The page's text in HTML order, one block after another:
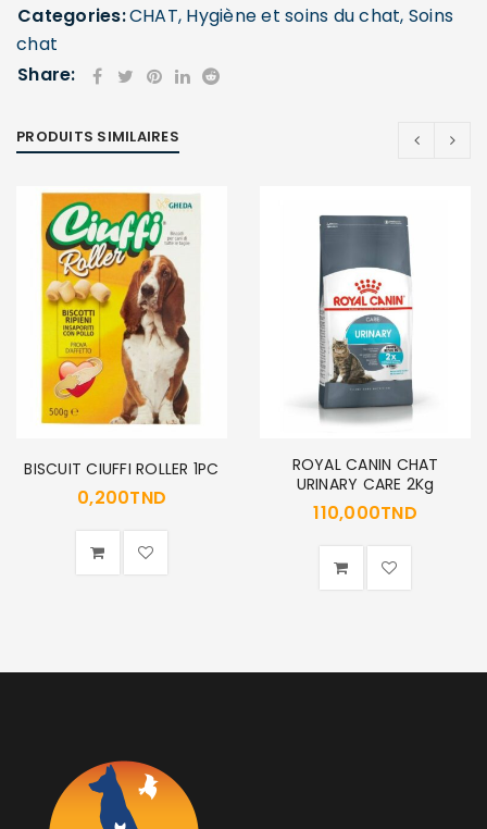
CONNECTER
ou e-mail*
de passe *
DE PASSE PERDU ?
Categories:CHAT, Hygiène et soins du chat, Soins
chat
Share:
PRODUITS SIMILAIRES
BISCUIT CIUFFI ROLLER 1PC
0,200TND
ROYAL CANIN CHAT
URINARY CARE 2Kg
110,000TND